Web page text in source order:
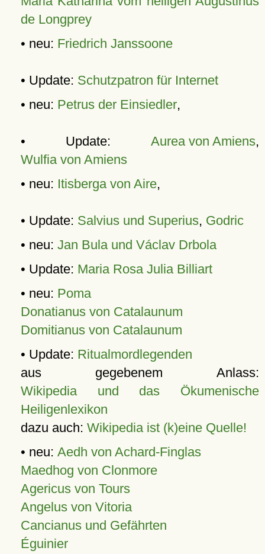
de Longprey
• neu: Friedrich Janssoone
• Update: Schutzpatron für Internet
• neu: Petrus der Einsiedler,
• Update: Aurea von Amiens,
Wulfia von Amiens
• neu: Itisberga von Aire,
• Update: Salvius und Superius, Godric
• neu: Jan Bula und Václav Drbola
• Update: Maria Rosa Julia Billiart
• neu: Poma
Donatianus von Catalaunum
Domitianus von Catalaunum
• Update: Ritualmordlegenden
aus gegebenem Anlass:
Wikipedia und das Ökumenische
Heiligenlexikon
dazu auch: Wikipedia ist (k)eine Quelle!
• neu: Aedh von Achard-Finglas
Maedhog von Clonmore
Agericus von Tours
Angelus von Vitoria
Cancianus und Gefährten
Éguinier